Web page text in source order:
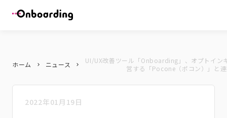
ホーム keyboard_arrow_right ニュース keyboard_arrow_right
UI/UX改善ツール「Onboarding」、オプトイン
営する「Pocone（ポコン）」と
2022年01月19日